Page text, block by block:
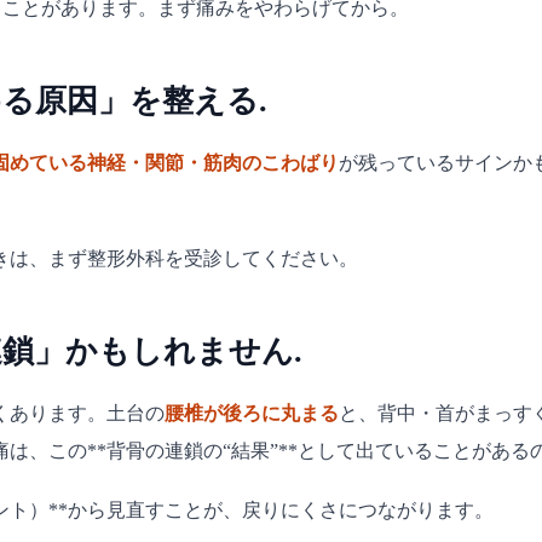
とがあります。まず痛みをやわらげてから。
原因」を整える.
めている神経・関節・筋肉のこわばり が残っているサインか
は、まず整形外科を受診してください。
」かもしれません.
あります。土台の腰椎が後ろに丸まると、背中・首がまっす
、この**背骨の連鎖の“結果”**として出ていることがある
）**から見直すことが、戻りにくさにつながります。